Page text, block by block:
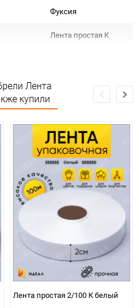
Фуксия
Лента простая K
Не подлежит
сертификации
Особых условий не
требует
шт
2см*100м (простая)
Лента
купили
Лента простая 2/100 К белый